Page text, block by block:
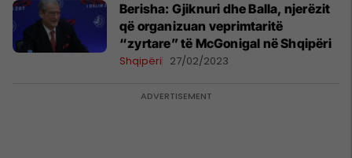
Berisha: Gjiknuri dhe Balla, njerëzit
që organizuan veprimtaritë
“zyrtare” të McGonigal në Shqipëri
Shqipëri 27/02/2023